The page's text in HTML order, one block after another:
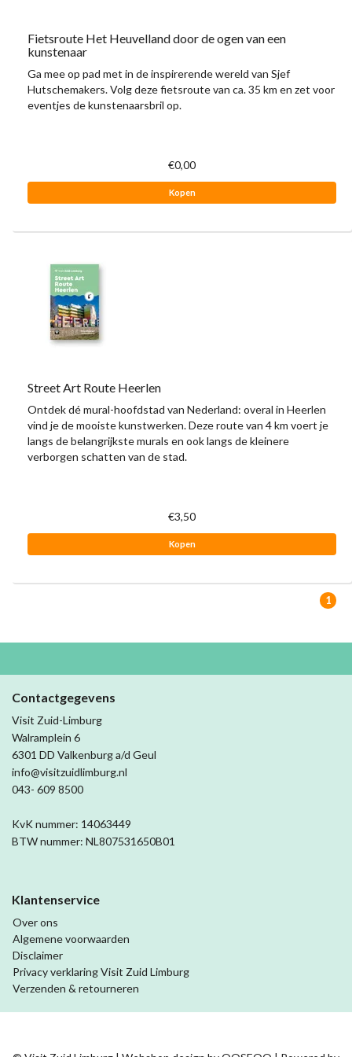
Fietsroute Het Heuvelland door de ogen van een
kunstenaar
Ga mee op pad met in de inspirerende wereld van Sjef
Hutschemakers. Volg deze fietsroute van ca. 35 km en zet voor
eventjes de kunstenaarsbril op.
€0,00
Kopen
Street Art Route Heerlen
Ontdek dé mural-hoofdstad van Nederland: overal in Heerlen
vind je de mooiste kunstwerken. Deze route van 4 km voert je
langs de belangrijkste murals en ook langs de kleinere
verborgen schatten van de stad.
€3,50
Kopen
1
Contactgegevens
Visit Zuid-Limburg
Walramplein 6
6301 DD Valkenburg a/d Geul
info@visitzuidlimburg.nl
043- 609 8500
KvK nummer: 14063449
BTW nummer: NL807531650B01
Klantenservice
Over ons
Algemene voorwaarden
Disclaimer
Privacy verklaring Visit Zuid Limburg
Verzenden & retourneren